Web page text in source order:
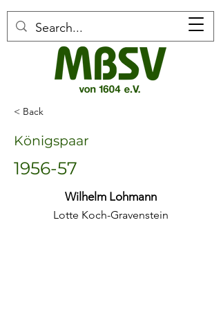
< Back
Königspaar
1956-57
Wilhelm Lohmann
Lotte Koch-Gravenstein